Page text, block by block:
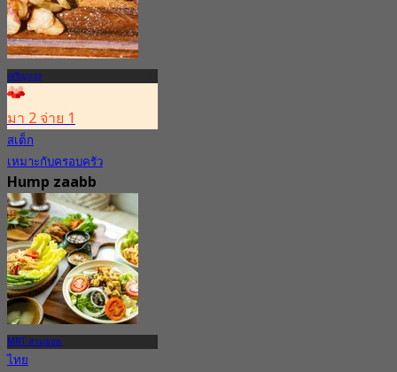
เจริญกรุง
มา 2 จ่าย 1
สเต็ก
เหมาะกับครอบครัว
Hump zaabb
4.8
198 การจอง
จาก฿ 495
MRT สามยอด
ไทย